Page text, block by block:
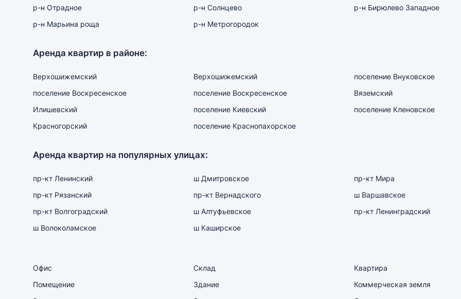
р-н Отрадное
р-н Солнцево
р-н Бирюлево Западное
р-н Марьина роща
р-н Метрогородок
Аренда квартир в районе:
Верхошижемский Верхошижемский
поселение Внуковское
поселение Воскресенское
поселение Воскресенское
Вяземский
Илишевский
поселение Киевский
поселение Кленовское
Красногорский
поселение Краснопахорское
Аренда квартир на популярных улицах:
пр-кт Ленинский ш Дмитровское
пр-кт Мира
пр-кт Рязанский
пр-кт Вернадского
ш Варшавское
пр-кт Волгоградский
ш Алтуфьевское
пр-кт Ленинградский
ш Волоколамское
ш Каширское
Офис Склад
Квартира
Помещение
Здание
Коммерческая земля